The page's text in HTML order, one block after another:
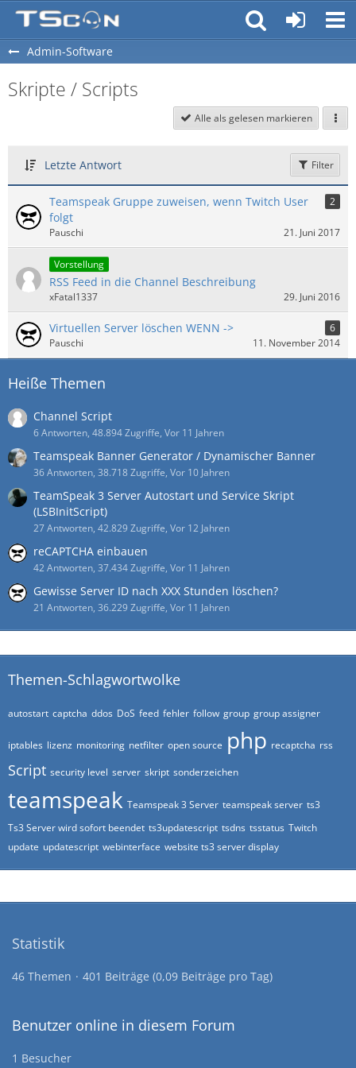
Admin-Software
Skripte / Scripts
Alle als gelesen markieren
Letzte Antwort Filter
Teamspeak Gruppe zuweisen, wenn Twitch User
folgt
2
Pauschi 21. Juni 2017
Vorstellung
RSS Feed in die Channel Beschreibung
xFatal1337 29. Juni 2016
Virtuellen Server löschen WENN ->
6
Pauschi
11. November 2014
Heiße Themen
Channel Script
6 Antworten, 48.894 Zugriffe, Vor 11 Jahren
Teamspeak Banner Generator / Dynamischer Banner
36 Antworten, 38.718 Zugriffe, Vor 10 Jahren
TeamSpeak 3 Server Autostart und Service Skript
(LSBInitScript)
27 Antworten, 42.829 Zugriffe, Vor 12 Jahren
reCAPTCHA einbauen
42 Antworten, 37.434 Zugriffe, Vor 11 Jahren
Gewisse Server ID nach XXX Stunden löschen?
21 Antworten, 36.229 Zugriffe, Vor 11 Jahren
Themen-Schlagwortwolke
autostart captcha ddos DoS feed fehler follow group group assigner
iptables lizenz monitoring netfilter open source php recaptcha rss
Script security level server skript sonderzeichen
teamspeak Teamspeak 3 Server teamspeak server ts3
Ts3 Server wird sofort beendet ts3updatescript tsdns tsstatus Twitch
update updatescript webinterface website ts3 server display
Statistik
46 Themen 401 Beiträge (0,09 Beiträge pro Tag)
Benutzer online in diesem Forum
1 Besucher